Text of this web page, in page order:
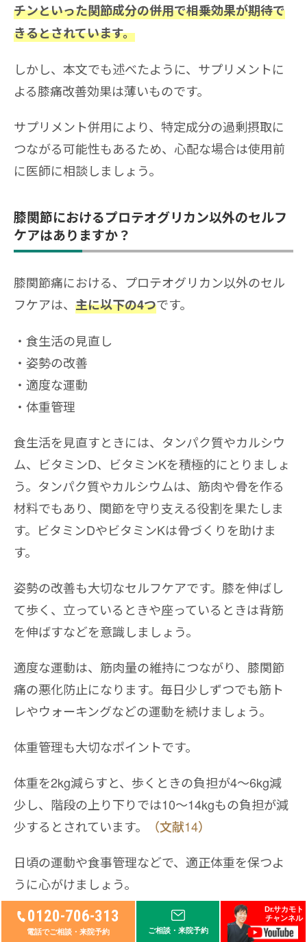
0120-706-313
電話でご相談・来院予約 ご相談・来院予約
Dr.サカモト
チャンネル
チンといった関節成分の併用で相乗効果が期待で
きるとされています。
しかし、本文でも述べたように、サプリメントに
よる膝痛改善効果は薄いものです。
サプリメント併用により、特定成分の過剰摂取に
つながる可能性もあるため、心配な場合は使用前
に医師に相談しましょう。
膝関節におけるプロテオグリカン以外のセルフ
ケアはありますか？
膝関節痛における、プロテオグリカン以外のセル
フケアは、 主に以下の4つです。
食生活の見直し
姿勢の改善
適度な運動
体重管理
食生活を見直すときには、タンパク質やカルシウ
ム、ビタミンD、ビタミンKを積極的にとりましょ
う。タンパク質やカルシウムは、筋肉や骨を作る
材料でもあり、関節を守り支える役割を果たしま
す。ビタミンDやビタミンKは骨づくりを助けま
す。
姿勢の改善も大切なセルフケアです。膝を伸ばし
て歩く、立っているときや座っているときは背筋
を伸ばすなどを意識しましょう。
適度な運動は、筋肉量の維持につながり、膝関節
痛の悪化防止になります。毎日少しずつでも筋ト
レやウォーキングなどの運動を続けましょう。
体重管理も大切なポイントです。
体重を2kg減らすと、歩くときの負担が4〜6kg減
少し、階段の上り下りでは10～14kgもの負担が減
少するとされています。
（文献14）
日頃の運動や食事管理などで、適正体重を保つよ
うに心がけましょう。